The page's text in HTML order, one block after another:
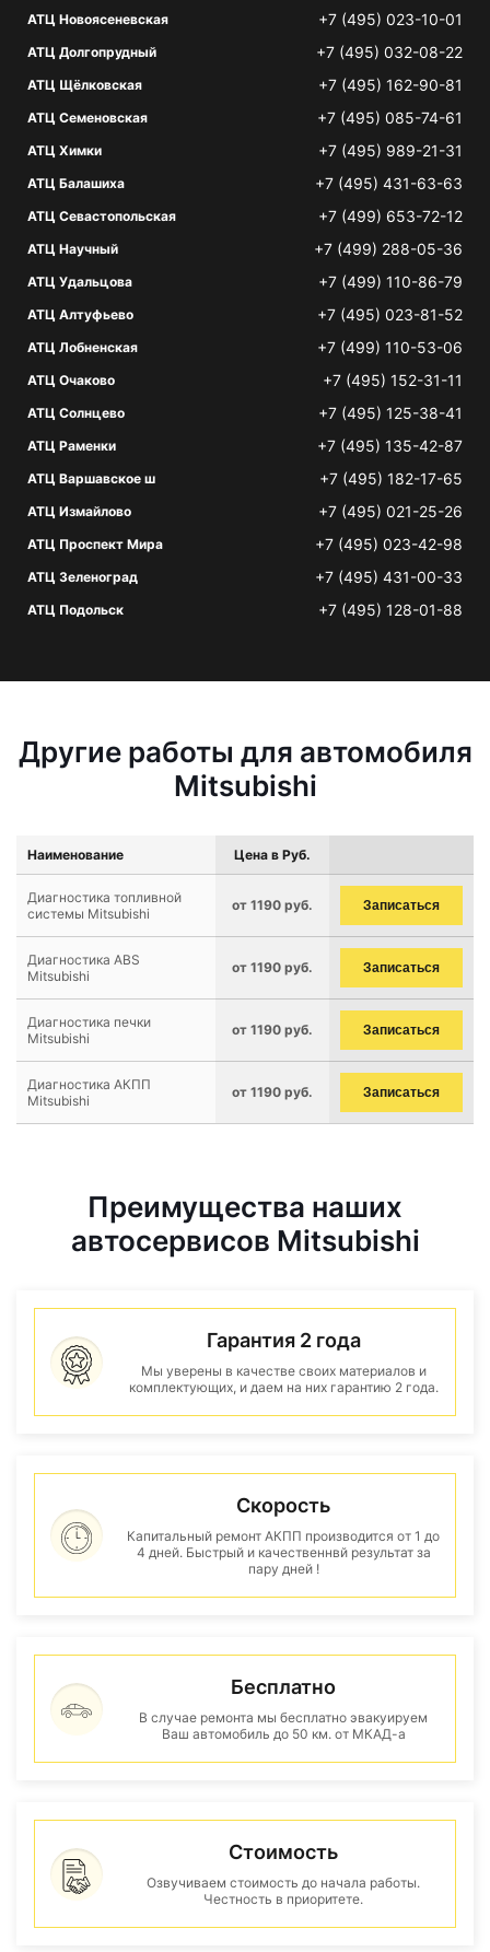
АТЦ Новоясеневская +7 (495) 023-10-01
АТЦ Долгопрудный +7 (495) 032-08-22
АТЦ Щёлковская +7 (495) 162-90-81
АТЦ Семеновская +7 (495) 085-74-61
АТЦ Химки +7 (495) 989-21-31
АТЦ Балашиха +7 (495) 431-63-63
АТЦ Севастопольская +7 (499) 653-72-12
АТЦ Научный +7 (499) 288-05-36
АТЦ Удальцова +7 (499) 110-86-79
АТЦ Алтуфьево +7 (495) 023-81-52
АТЦ Лобненская +7 (499) 110-53-06
АТЦ Очаково +7 (495) 152-31-11
АТЦ Солнцево +7 (495) 125-38-41
АТЦ Раменки +7 (495) 135-42-87
АТЦ Варшавское ш +7 (495) 182-17-65
АТЦ Измайлово +7 (495) 021-25-26
АТЦ Проспект Мира +7 (495) 023-42-98
АТЦ Зеленоград +7 (495) 431-00-33
АТЦ Подольск +7 (495) 128-01-88
Другие работы для автомобиля
Mitsubishi
Наименование Цена в Руб.
Диагностика топливной
системы Mitsubishi
от 1190 руб. Записаться
Диагностика ABS
Mitsubishi
от 1190 руб. Записаться
Диагностика печки
Mitsubishi
от 1190 руб. Записаться
Диагностика АКПП
Mitsubishi
от 1190 руб. Записаться
Преимущества наших
автосервисов Mitsubishi
Гарантия 2 года
Мы уверены в качестве своих материалов и
комплектующих, и даем на них гарантию 2 года.
Скорость
Капитальный ремонт АКПП производится от 1 до
4 дней. Быстрый и качественнвй результат за
пару дней !
Бесплатно
В случае ремонта мы бесплатно эвакуируем
Ваш автомобиль до 50 км. от МКАД-а
Стоимость
Озвучиваем стоимость до начала работы.
Честность в приоритете.